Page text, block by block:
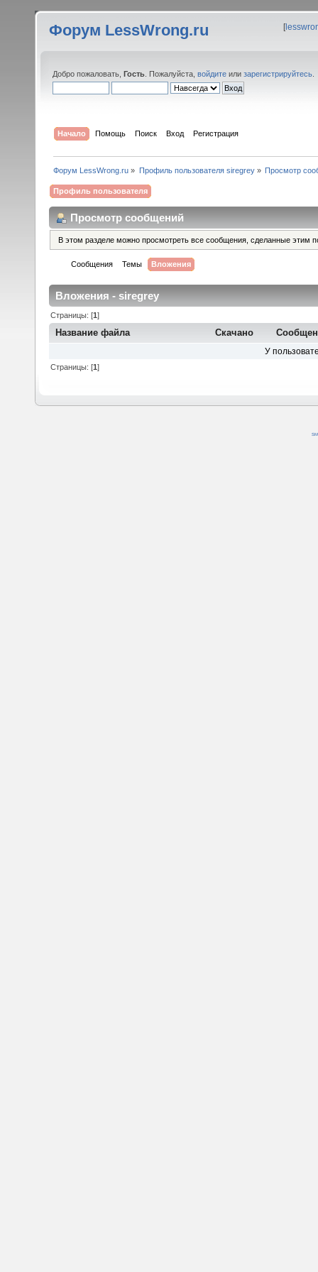
Форум LessWrong.ru [
Добро пожаловать, Гость . Пожалуйста, войдите или зарегистрируйтесь
Начало Помощь Поиск Вход Регистрация
Форум LessWrong.ru » Профиль пользователя siregrey» Просмотр
Профиль пользователя
Просмотр сообщений
В этом разделе можно просмотреть все сообщения, сделанные этим
Сообщения Темы Вложения
Вложения - siregrey
Страницы: [1]
Название файла Скачано
У
Страницы: [1]